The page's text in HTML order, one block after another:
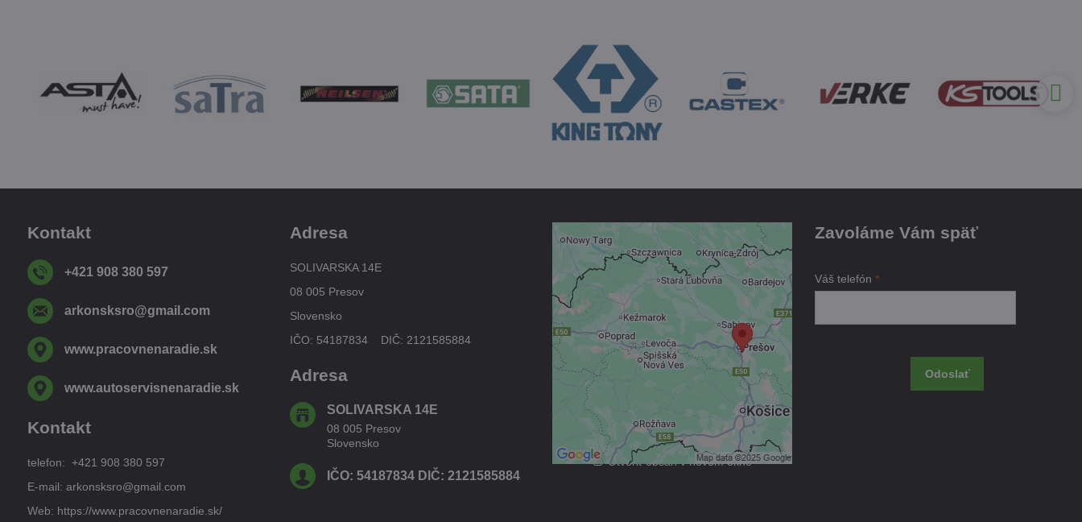
Kontakt
+421 908 380 597
arkonsksro​@gmail​.com
www​.pracovnenaradie​.sk
www​.autoservisnenaradie​.sk
Kontakt
telefon: +421 908 380 597
E-mail: arkonsksro@gmail.com
Web: https://www.pracovnenaradie.sk/
Adresa
SOLIVARSKA 14E
08 005 Presov
Slovensko
IČO: 54187834 DIČ: 2121585884
Adresa
SOLIVARSKA 14E
08 005 Presov
Slovensko
IČO: 54187834 DIČ: 2121585884
Externý obsah je
blokovaný Voľbami
Prajete si načítať externý obsah?
Povoliť tentokrát
Povoliť a zapamätať - súhlas s
druhom cookie: Funkčné
Otvoriť obsah v novom okne
Zavoláme Vám späť
Váš telefón*
Odoslať